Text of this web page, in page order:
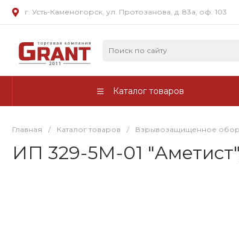
г. Усть-Каменогорск, ул. Протозанова, д. 83а, оф. 103
Каталог товаров
Главная / Каталог товаров / Взрывозащищенное
ИП 329-5М-01